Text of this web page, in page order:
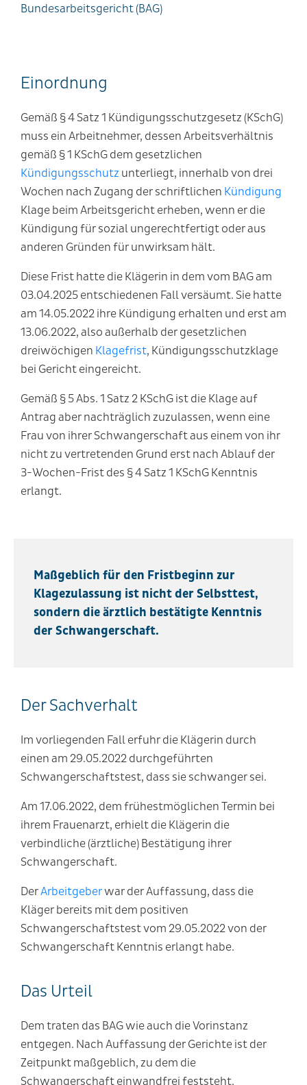
Bundesarbeitsgericht (BAG)
Einordnung
Gemäß § 4 Satz 1 Kündigungsschutzgesetz (KSchG)
muss ein Arbeitnehmer, dessen Arbeitsverhältnis
gemäß § 1 KSchG dem gesetzlichen
Kündigungsschutz unterliegt, innerhalb von drei
Wochen nach Zugang der schriftlichen Kündigung
Klage beim Arbeitsgericht erheben, wenn er die
Kündigung für sozial ungerechtfertigt oder aus
anderen Gründen für unwirksam hält.
Diese Frist hatte die Klägerin in dem vom BAG am
03.04.2025 entschiedenen Fall versäumt. Sie hatte
am 14.05.2022 ihre Kündigung erhalten und erst am
13.06.2022, also außerhalb der gesetzlichen
dreiwöchigen Klagefrist, Kündigungsschutzklage
bei Gericht eingereicht.
Gemäß § 5 Abs. 1 Satz 2 KSchG ist die Klage auf
Antrag aber nachträglich zuzulassen, wenn eine
Frau von ihrer Schwangerschaft aus einem von ihr
nicht zu vertretenden Grund erst nach Ablauf der
3-Wochen-Frist des § 4 Satz 1 KSchG Kenntnis
erlangt.
Maßgeblich für den Fristbeginn zur
Klagezulassung ist nicht der Selbsttest,
sondern die ärztlich bestätigte Kenntnis
der Schwangerschaft.
Der Sachverhalt
Im vorliegenden Fall erfuhr die Klägerin durch
einen am 29.05.2022 durchgeführten
Schwangerschaftstest, dass sie schwanger sei.
Am 17.06.2022, dem frühestmöglichen Termin bei
ihrem Frauenarzt, erhielt die Klägerin die
verbindliche (ärztliche) Bestätigung ihrer
Schwangerschaft.
DerArbeitgeberwar der Auffassung, dass die
Kläger bereits mit dem positiven
Schwangerschaftstest vom 29.05.2022 von der
Schwangerschaft Kenntnis erlangt habe.
Das Urteil
Dem traten das BAG wie auch die Vorinstanz
entgegen. Nach Auffassung der Gerichte ist der
Zeitpunkt maßgeblich, zu dem die
Schwangerschaft einwandfrei feststeht.